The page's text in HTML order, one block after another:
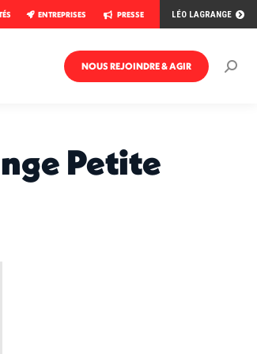
ENTREPRISES PRESSE LÉO LAGRANGE
NOUS REJOINDRE & AGIR
Petite